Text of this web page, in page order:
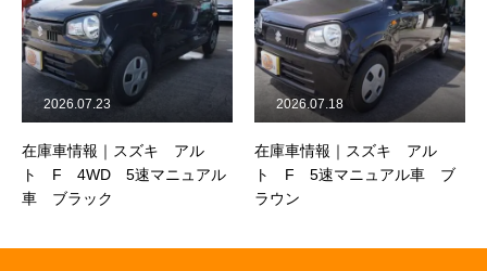
整備・修理
各種手続
保険
お問い合わせ プライバシーポリシー
在庫車情報｜スズキ アル
ト F 4WD 5速マニュアル
車 ブラック
2026.07.23
在庫車情報｜スズキ アル
ト F 5速マニュアル車 ブ
ラウン
2026.07.18